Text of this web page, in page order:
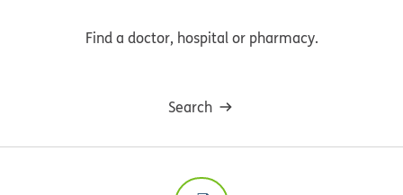
Find a doctor, hospital or pharmacy.
Search